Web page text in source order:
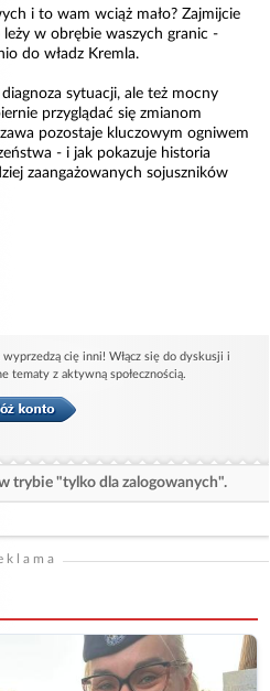
i to wam wciąż mało? Zajmijcie
w obrębie waszych granic -
do władz Kremla.
sytuacji, ale też mocny
przyglądać się zmianom
pozostaje kluczowym ogniwem
- i jak pokazuje historia
zaangażowanych sojuszników
cię inni! Włącz się do dyskusji i
tematy z aktywną społecznością.
trybie "tylko dla zalogowanych".